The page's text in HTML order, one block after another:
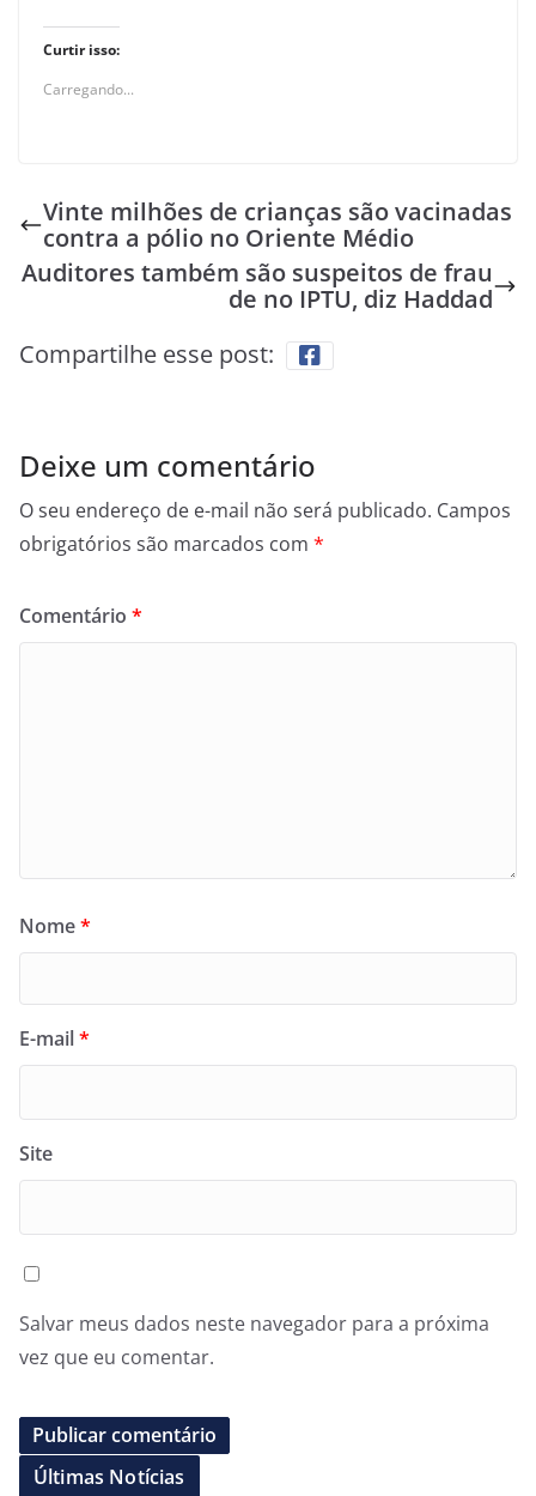
Curtir isso:
Carregando...
Vinte milhões de crianças são vacinadas
contra a pólio no Oriente Médio
Auditores também são suspeitos de frau
de no IPTU, diz Haddad
Compartilhe esse post:
Deixe um comentário
O seu endereço de e-mail não será publicado. Campos
obrigatórios são marcados com *
Comentário *
Nome*
E-mail*
Site
Salvar meus dados neste navegador para a próxima
vez que eu comentar.
Últimas Notícias